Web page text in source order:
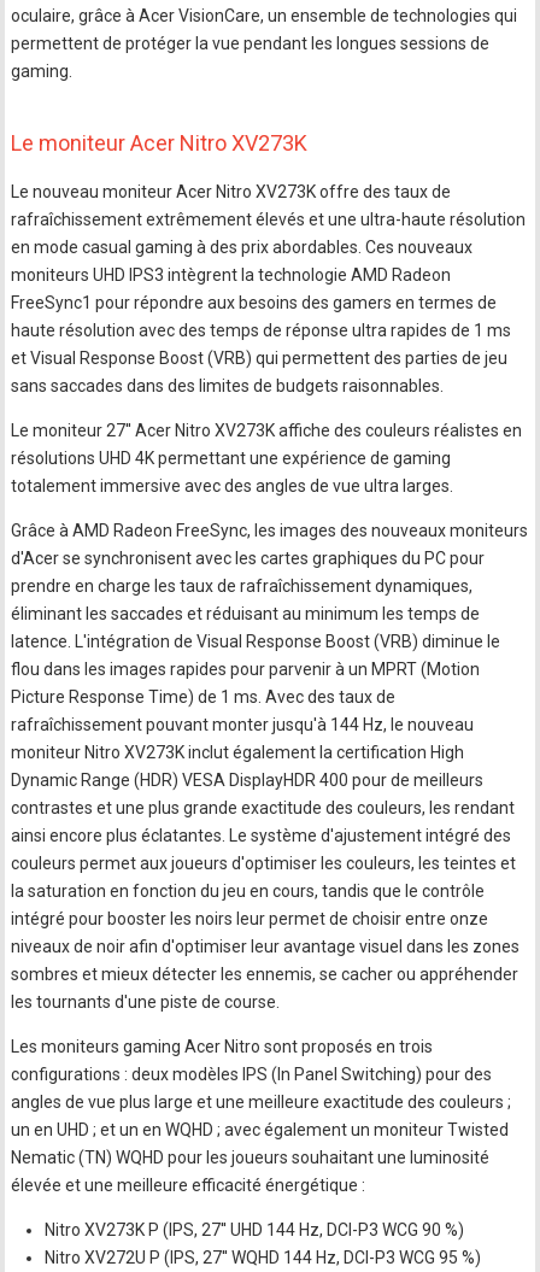
oculaire, grâce à Acer VisionCare, un ensemble de technologies qui
permettent de protéger la vue pendant les longues sessions de
gaming.
Le moniteur Acer Nitro XV273K
Le nouveau moniteur Acer Nitro XV273K offre des taux de
rafraîchissement extrêmement élevés et une ultra-haute résolution
en mode casual gaming à des prix abordables. Ces nouveaux
moniteurs UHD IPS3 intègrent la technologie AMD Radeon
FreeSync1 pour répondre aux besoins des gamers en termes de
haute résolution avec des temps de réponse ultra rapides de 1 ms
et Visual Response Boost (VRB) qui permettent des parties de jeu
sans saccades dans des limites de budgets raisonnables.
Le moniteur 27'' Acer Nitro XV273K affiche des couleurs réalistes en
résolutions UHD 4K permettant une expérience de gaming
totalement immersive avec des angles de vue ultra larges.
Grâce à AMD Radeon FreeSync, les images des nouveaux moniteurs
d'Acer se synchronisent avec les cartes graphiques du PC pour
prendre en charge les taux de rafraîchissement dynamiques,
éliminant les saccades et réduisant au minimum les temps de
latence. L'intégration de Visual Response Boost (VRB) diminue le
flou dans les images rapides pour parvenir à un MPRT (Motion
Picture Response Time) de 1 ms. Avec des taux de
rafraîchissement pouvant monter jusqu'à 144 Hz, le nouveau
moniteur Nitro XV273K inclut également la certification High
Dynamic Range (HDR) VESA DisplayHDR 400 pour de meilleurs
contrastes et une plus grande exactitude des couleurs, les rendant
ainsi encore plus éclatantes. Le système d'ajustement intégré des
couleurs permet aux joueurs d'optimiser les couleurs, les teintes et
la saturation en fonction du jeu en cours, tandis que le contrôle
intégré pour booster les noirs leur permet de choisir entre onze
niveaux de noir afin d'optimiser leur avantage visuel dans les zones
sombres et mieux détecter les ennemis, se cacher ou appréhender
les tournants d'une piste de course.
Les moniteurs gaming Acer Nitro sont proposés en trois
configurations : deux modèles IPS (In Panel Switching) pour des
angles de vue plus large et une meilleure exactitude des couleurs ;
un en UHD ; et un en WQHD ; avec également un moniteur Twisted
Nematic (TN) WQHD pour les joueurs souhaitant une luminosité
élevée et une meilleure efficacité énergétique :
Nitro XV273K P (IPS, 27'' UHD 144 Hz, DCI-P3 WCG 90 %)
Nitro XV272U P (IPS, 27'' WQHD 144 Hz, DCI-P3 WCG 95 %)